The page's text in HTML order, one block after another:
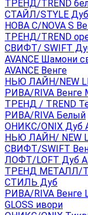
ТРЕНД/TREND
СТАЙЛ/STYLE
НОВА С/NOVA S
ТРЕНД/TREND
СВИФТ/ SWIFT
AVANCE Шамони
AVANCE Венге
НЬЮ ЛАЙН/NEW
РИВА/RIVA Венге
TРЕНД / TREND
РИВА/RIVA Белый
ОНИКС/ONIX Дуб
НЬЮ ЛАЙН/ NEW
СВИФТ/SWIFT
ЛОФТ/LOFT Дуб
ТРЕНД МЕТАЛЛ/
СТИЛЬ Дуб
РИВА/RIVA Венге
GLOSS ивори